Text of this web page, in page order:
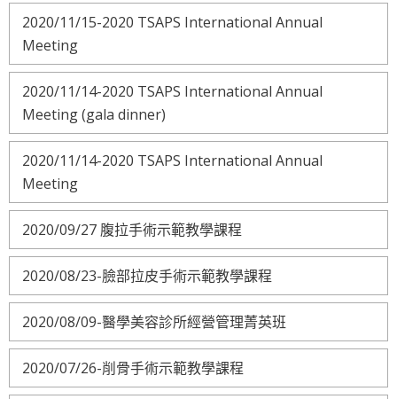
2020/11/15-2020 TSAPS International Annual
Meeting
2020/11/14-2020 TSAPS International Annual
Meeting (gala dinner)
2020/11/14-2020 TSAPS International Annual
Meeting
2020/09/27 腹拉手術示範教學課程
2020/08/23-臉部拉皮手術示範教學課程
2020/08/09-醫學美容診所經營管理菁英班
2020/07/26-削骨手術示範教學課程